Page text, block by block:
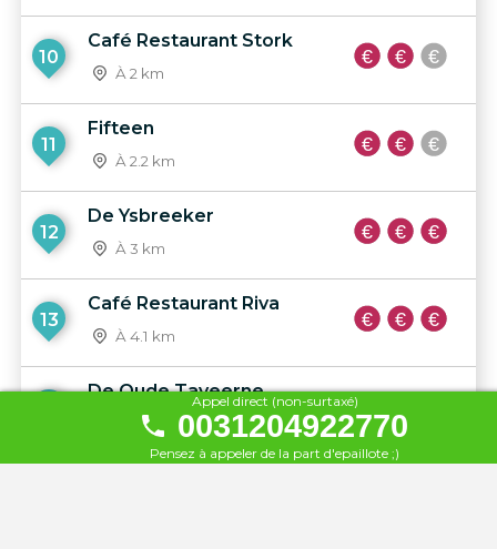
10
Café Restaurant Stork
À 2 km
11
Fifteen
À 2.2 km
12
De Ysbreeker
À 3 km
13
Café Restaurant Riva
À 4.1 km
De Oude Taveerne
À 6.5 km
Appel direct (non-surtaxé)
0031204922770
Pensez à appeler de la part d'epaillote ;)